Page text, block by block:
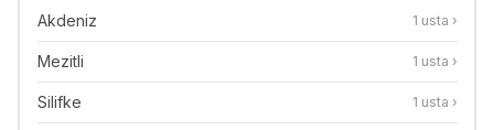
Akdeniz 1 usta ›
Mezitli 1 usta ›
Silifke 1 usta ›